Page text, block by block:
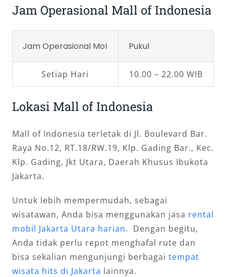
Jam Operasional Mall of Indonesia
Jam Operasional MoI Pukul
Setiap Hari 10.00 – 22.00 WIB
Lokasi Mall of Indonesia
Mall of Indonesia terletak di Jl. Boulevard Bar.
Raya No.12, RT.18/RW.19, Klp. Gading Bar., Kec.
Klp. Gading, Jkt Utara, Daerah Khusus Ibukota
Jakarta.
Untuk lebih mempermudah, sebagai
wisatawan, Anda bisa menggunakan jasa rental
mobil Jakarta Utara harian. Dengan begitu,
Anda tidak perlu repot menghafal rute dan
bisa sekalian mengunjungi berbagai tempat
wisata hits di Jakarta lainnya.